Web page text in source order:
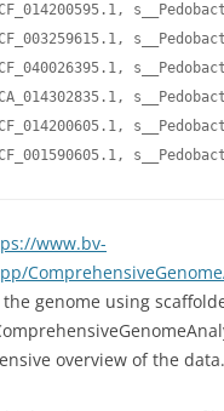
www.bv-
genome using
overview of the data.